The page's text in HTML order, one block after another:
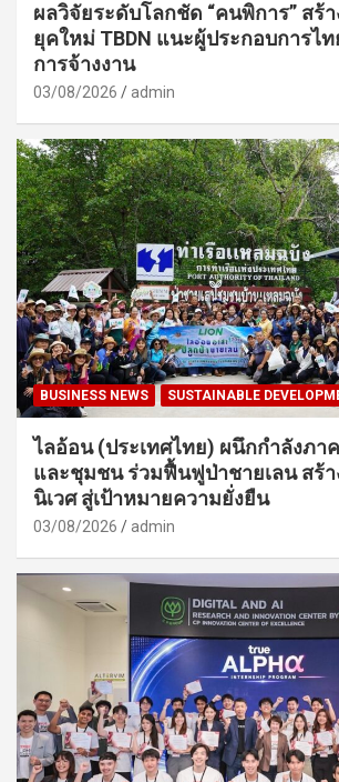
ผลวิจัยระดับโลกชัด “คนพิการ” สร้
ยุคใหม่ TBDN แนะผู้ประกอบการไ
การจ้างงาน
03/08/2026 admin
BUSINESS NEWS SUSTAINABLE
ไลอ้อน (ประเทศไทย) ผนึกกำลังภา
และชุมชน ร่วมฟื้นฟูป่าชายเลน สร้
นิเวศ สู่เป้าหมายความยั่งยืน
03/08/2026 admin